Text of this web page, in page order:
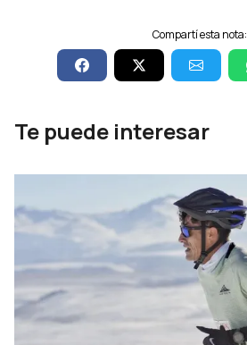
Compartí esta nota:
Te puede interesar